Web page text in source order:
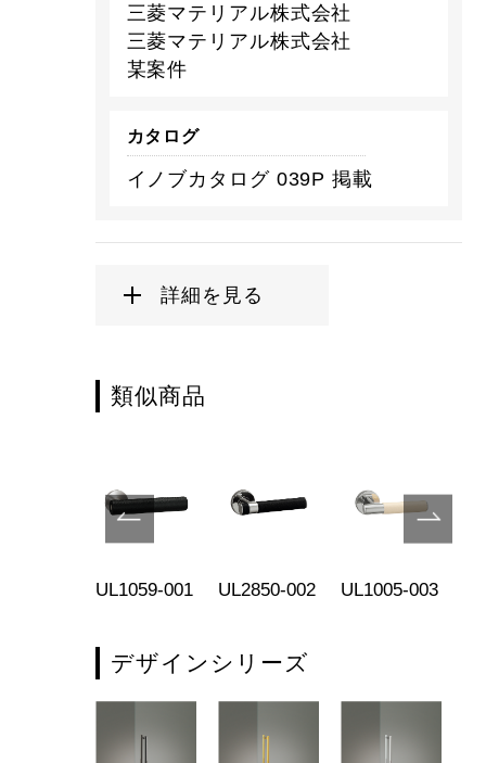
三菱マテリアル株式会社
三菱マテリアル株式会社
某案件
カタログ
イノブカタログ 039P 掲載
詳細を見る
類似商品
UL1059-001 UL2850-002 UL1005-003
デザインシリーズ